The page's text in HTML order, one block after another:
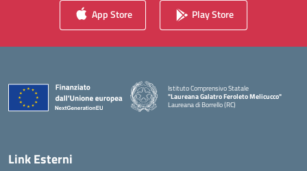
App Store Play Store
Istituto Comprensivo Statale
"Laureana Galatro Feroleto Melicucco"
Laureana di Borrello (RC)
Link Esterni